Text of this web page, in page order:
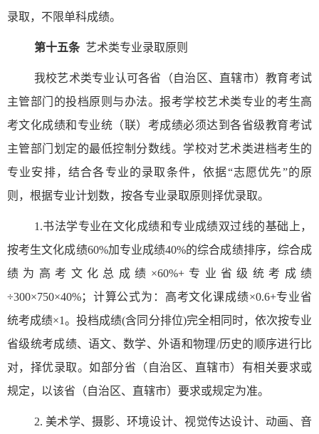
录取，不限单科成绩。
第十五条 艺术类专业录取原则
我校艺术类专业认可各省（自治区、直辖市）教育考试
主管部门的投档原则与办法。报考学校艺术类专业的考生高
考文化成绩和专业统（联）考成绩必须达到各省级教育考试
主管部门划定的最低控制分数线。学校对艺术类进档考生的
专业安排，结合各专业的录取条件，依据“志愿优先”的原
则，根据专业计划数，按各专业录取原则择优录取。
1.书法学专业在文化成绩和专业成绩双过线的基础上，
按考生文化成绩60%加专业成绩40%的综合成绩排序，综合成
绩为高考文化总成绩×60%+专业省级统考成绩
÷300×750×40%；计算公式为：高考文化课成绩×0.6+专业省
统考成绩×1。投档成绩(含同分排位)完全相同时，依次按专业
省级统考成绩、语文、数学、外语和物理/历史的顺序进行比
对，择优录取。如部分省（自治区、直辖市）有相关要求或
规定，以该省（自治区、直辖市）要求或规定为准。
2. 美术学、摄影、环境设计、视觉传达设计、动画、音